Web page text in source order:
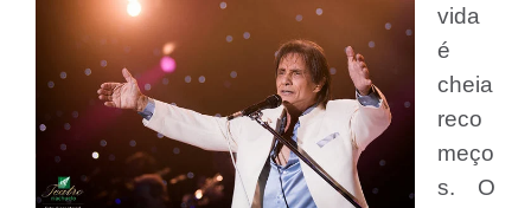
vida
é
cheia
reco
meço
s. O